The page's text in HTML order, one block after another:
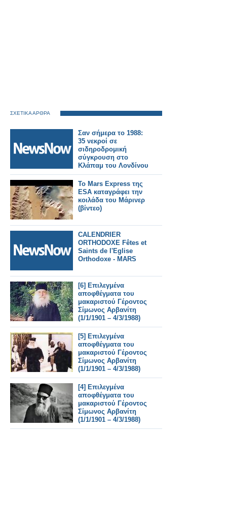
ΣΧΕΤΙΚΑ ΑΡΘΡΑ
Σαν σήμερα το 1988:
35 νεκροί σε
σιδηροδρομική
σύγκρουση στο
Κλάπαμ του Λονδίνου
Το Mars Express της
ESA καταγράφει την
κοιλάδα του Μάρινερ
(βίντεο)
CALENDRIER
ORTHODOXE Fêtes et
Saints de l'Eglise
Orthodoxe - MARS
[6] Επιλεγμένα
αποφθέγματα του
μακαριστού Γέροντος
Σίμωνος Αρβανίτη
(1/1/1901 – 4/3/1988)
[5] Επιλεγμένα
αποφθέγματα του
μακαριστού Γέροντος
Σίμωνος Αρβανίτη
(1/1/1901 – 4/3/1988)
[4] Επιλεγμένα
αποφθέγματα του
μακαριστού Γέροντος
Σίμωνος Αρβανίτη
(1/1/1901 – 4/3/1988)